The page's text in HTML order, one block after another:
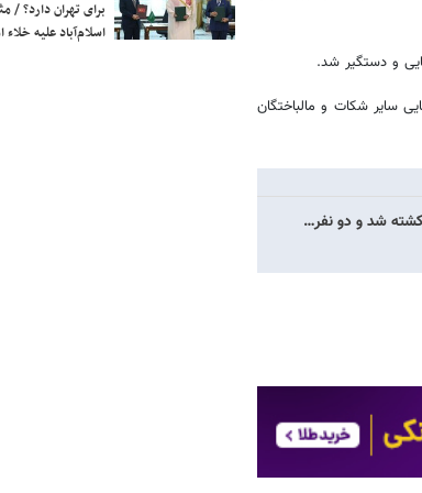
و دستگیر شد.
سایر شکات و مالباختگان
شد و دو نفر…
برای تهران دارد؟ /
اسلام‌آباد علیه